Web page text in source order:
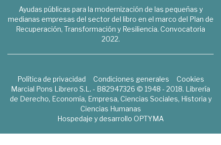
Ayudas públicas para la modernización de las pequeñas y
medianas empresas del sector del libro en el marco del Plan de
Recuperación, Transformación y Resiliencia. Convocatoria
2022.
Política de privacidad Condiciones generales
Cookies
Marcial Pons Librero S.L. - B82947326 © 1948 - 2018. Librería
de Derecho, Economía, Empresa, Ciencias Sociales, Historia y
Ciencias Humanas
Hospedaje y desarrollo OPTYMA